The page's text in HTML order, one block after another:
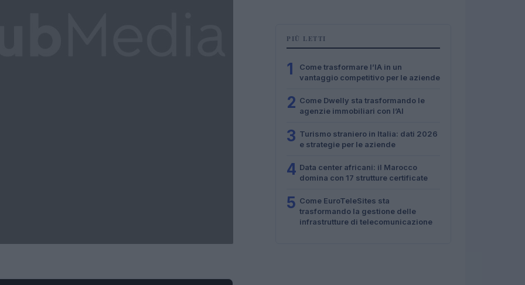
PIÙ LETTI
1
Come trasformare l’IA in un
vantaggio competitivo per le aziende
2 Come Dwelly sta trasformando le
agenzie immobiliari con l’AI
3 Turismo straniero in Italia: dati 2026
e strategie per le aziende
4 Data center africani: il Marocco
domina con 17 strutture certificate
5 Come EuroTeleSites sta
trasformando la gestione delle
infrastrutture di telecomunicazione